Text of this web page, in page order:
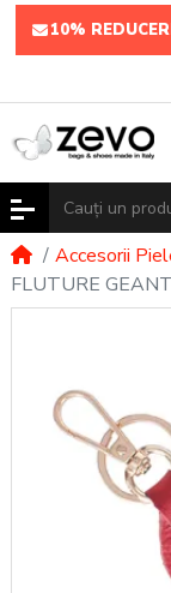
10%
Accesorii
FLUTURE